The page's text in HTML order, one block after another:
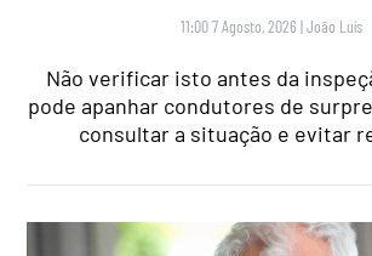
11:00 7 Agosto, 2026 |João Luís
Não verificar isto antes da
pode apanhar condutores de
consultar a situação e evitar